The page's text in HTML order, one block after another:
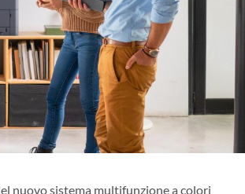
nuovo sistema multifunzione a colori